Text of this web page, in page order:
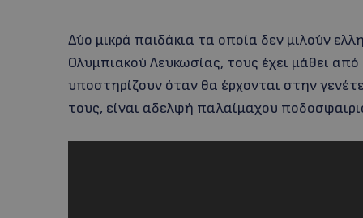
Δύο μικρά παιδάκια τα οποία δεν μιλούν
Ολυμπιακού Λευκωσίας, τους έχει μάθει
υποστηρίζουν όταν θα έρχονται στην
τους, είναι αδελφή παλαίμαχου